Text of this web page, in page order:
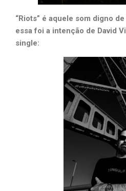
“Riots” é aquele som digno
essa foi a intenção de David
single: